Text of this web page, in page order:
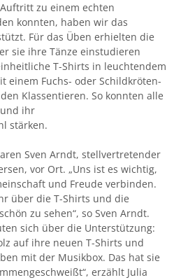
zu einem echten
konnten, haben wir das
Für das Üben erhielten die
sie ihre Tänze einstudieren
T-Shirts in leuchtendem
einem Fuchs- oder Schildkröten-
Klassentieren. So konnten alle
ihr
stärken.
Sven Arndt, stellvertretender
vor Ort. „Uns ist es wichtig,
und Freude verbinden.
über die T-Shirts und die
zu sehen“, so Sven Arndt.
sich über die Unterstützung:
auf ihre neuen T-Shirts und
mit der Musikbox. Das hat sie
erzählt Julia